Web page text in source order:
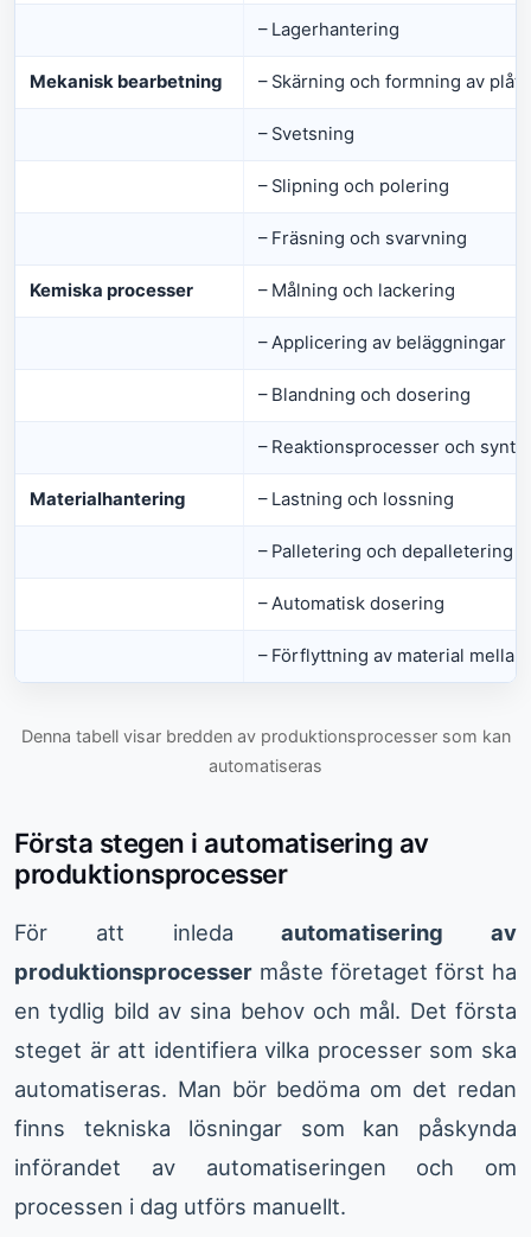
– Lagerhantering
Mekanisk bearbetning – Skärning och formning av plåt
– Svetsning
– Slipning och polering
– Fräsning och svarvning
Kemiska processer – Målning och lackering
– Applicering av beläggningar
– Blandning och dosering
– Reaktionsprocesser och
Materialhantering – Lastning och lossning
– Palletering och depalletering
– Automatisk dosering
– Förflyttning av material
Denna tabell visar bredden av produktionsprocesser som kan
automatiseras
Första stegen i automatisering av
produktionsprocesser
För att inledaautomatisering av
produktionsprocesser måste företaget först ha
en tydlig bild av sina behov och mål. Det första
steget är att identifiera vilka processer som ska
automatiseras. Man bör bedöma om det redan
finns tekniska lösningar som kan påskynda
införandet av automatiseringen och om
processen i dag utförs manuellt.